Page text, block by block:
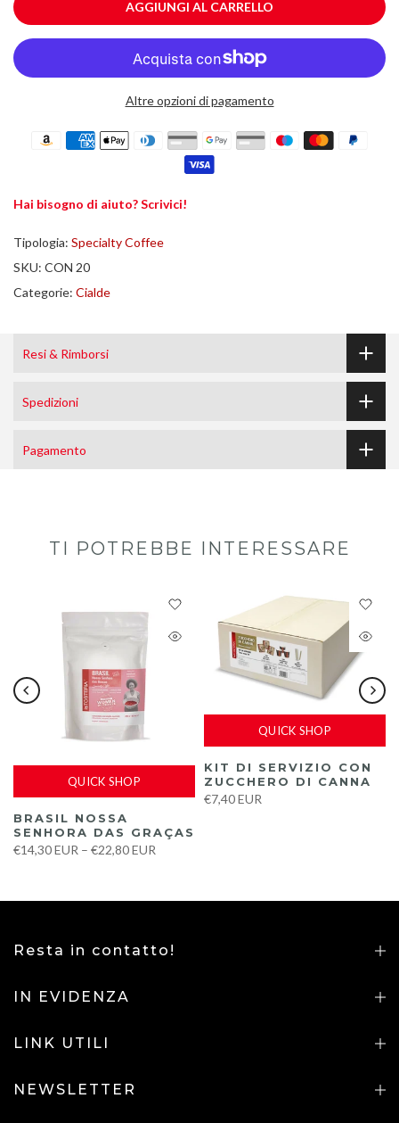
AGGIUNGI AL CARRELLO
Altre opzioni di pagamento
Hai bisogno di aiuto? Scrivici!
Tipologia: Specialty Coffee
SKU: CON 20
Categorie: Cialde
Resi & Rimborsi
Spedizioni
Pagamento
TI POTREBBE INTERESSARE
QUICK SHOP
BRASIL NOSSA
SENHORA DAS GRAÇAS
€14,30 EUR – €22,80 EUR
QUICK SHOP
KIT DI SERVIZIO CON
ZUCCHERO DI CANNA
€7,40 EUR
Resta in contatto!
IN EVIDENZA
LINK UTILI
NEWSLETTER